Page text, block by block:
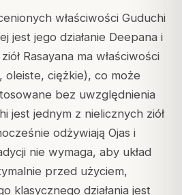
właściwości Guduchi
jest jego działanie Deepana i
Rasayana ma właściwości
oleiste, ciężkie), co może
bez uwzględnienia
jest jednym z nielicznych ziół
odżywiają Ojas i
nie wymaga, aby układ
przed użyciem,
klasycznego działania jest